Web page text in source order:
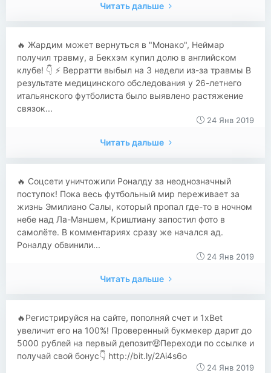
Читать дальше
🔥 Жардим может вернуться в "Монако", Неймар
получил травму, а Бекхэм купил долю в английском
клубе! 👇 ⚡ Верратти выбыл на 3 недели из-за травмы В
результате медицинского обследования у 26-летнего
итальянского футболиста было выявлено растяжение
связок...
24 Янв 2019
Читать дальше
​​🔥 Соцсети уничтожили Роналду за неоднозначный
поступок! Пока весь футбольный мир переживает за
жизнь Эмилиано Салы, который пропал где-то в ночном
небе над Ла-Маншем, Криштиану запостил фото в
самолёте. В комментариях сразу же начался ад.
Роналду обвинили...
24 Янв 2019
Читать дальше
​​🔥Регистрируйся на сайте, пополняй счет и 1xBet
увеличит его на 100%! Проверенный букмекер дарит до
5000 рублей на первый депозит🤑Переходи по ссылке и
получай свой бонус👇 http://bit.ly/2Ai4s6o
24 Янв 2019